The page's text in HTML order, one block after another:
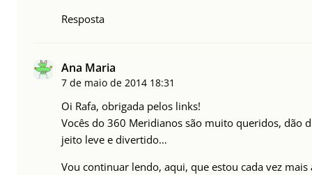
Resposta
Ana Maria
7 de maio de 2014 18:31
Oi Rafa, obrigada pelos links!
Vocês do 360 Meridianos são muito queridos, dão
jeito leve e divertido…
Vou continuar lendo, aqui, que estou cada vez